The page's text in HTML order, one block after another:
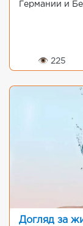
Германии и
👁 225
Догляд за